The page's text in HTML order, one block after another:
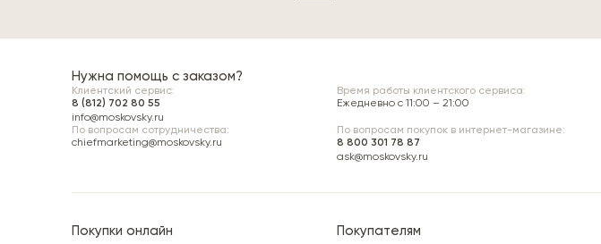
Нужна помощь с заказом?
Клиентский сервис:
8 (812) 702 80 55
info@moskovsky.ru
Время работы клиентского сервиса:
Ежедневно с 11:00 – 21:00
По вопросам сотрудничества:
chiefmarketing@moskovsky.ru
По вопросам покупок в интернет-магазине:
8 800 301 78 87
ask@moskovsky.ru
Покупки онлайн Покупателям